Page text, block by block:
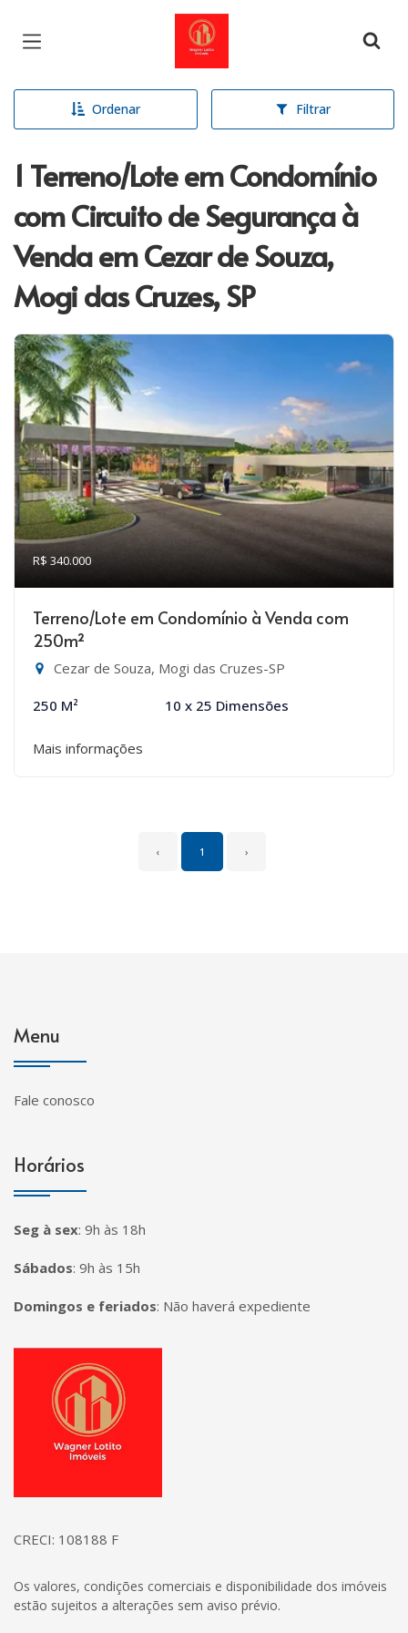
Página inicial
Ordenar Filtrar
1 Terreno/Lote em Condomínio
com Circuito de Segurança à
Venda em Cezar de Souza,
Mogi das Cruzes, SP
R$ 340.000
Terreno/Lote em Condomínio à Venda com
250m²
Cezar de Souza, Mogi das Cruzes-SP
250 M² 10 x 25 Dimensões
Mais informações
‹ 1 ›
Menu
Fale conosco
Horários
Seg à sex: 9h às 18h
Sábados: 9h às 15h
Domingos e feriados: Não haverá expediente
Página inicial
CRECI: 108188 F
Os valores, condições comerciais e disponibilidade dos imóveis
estão sujeitos a alterações sem aviso prévio.